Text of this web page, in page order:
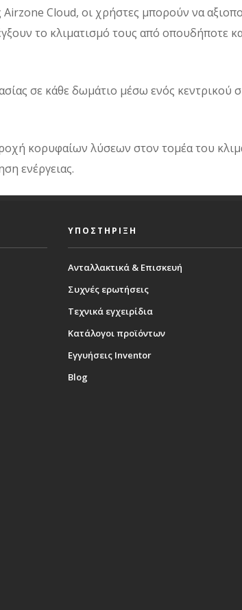
Cloud, οι χρήστες μπορούν να
το κλιματισμό τους από οπουδήποτε
σε κάθε δωμάτιο μέσω ενός κεντρικού
κορυφαίων λύσεων στον τομέα του
ενέργειας.
ΥΠΟΣΤΗΡΙΞΗ
Ανταλλακτικά & Επισκευή
Συχνές ερωτήσεις
Τεχνικά εγχειρίδια
Κατάλογοι προϊόντων
Εγγυήσεις Inventor
Blog